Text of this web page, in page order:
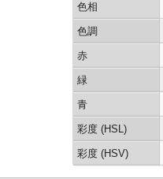
色相
色調
赤
緑
青
彩度 (HSL)
彩度 (HSV)